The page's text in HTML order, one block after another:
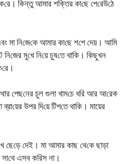
ক‌রে। কিন্তু আমার শ‌ক্তির কা‌ছে পে‌রেউ‌ঠে
মা নি‌জে‌কে আমার কা‌ছে শ‌পে দেয়। আ‌মি
নি‌জের মু‌খে নি‌য়ে চুষ‌তে থাকি। কিছুখন
পেছ‌নের চুল গুলা খাম‌চে ধ‌রি আর আ‌রেক
ব্রা‌য়ের উপর দি‌য়ে টিপ‌তে থা‌কি। মায়ের
ছে‌ড়ে দেই। মা আমার কাছ থে‌কে ছাড়া
সা‌থে এসব ক‌রিস না।